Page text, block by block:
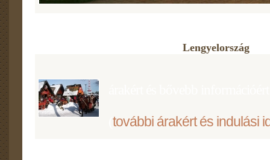
Lengyelország
további árakért és indulási